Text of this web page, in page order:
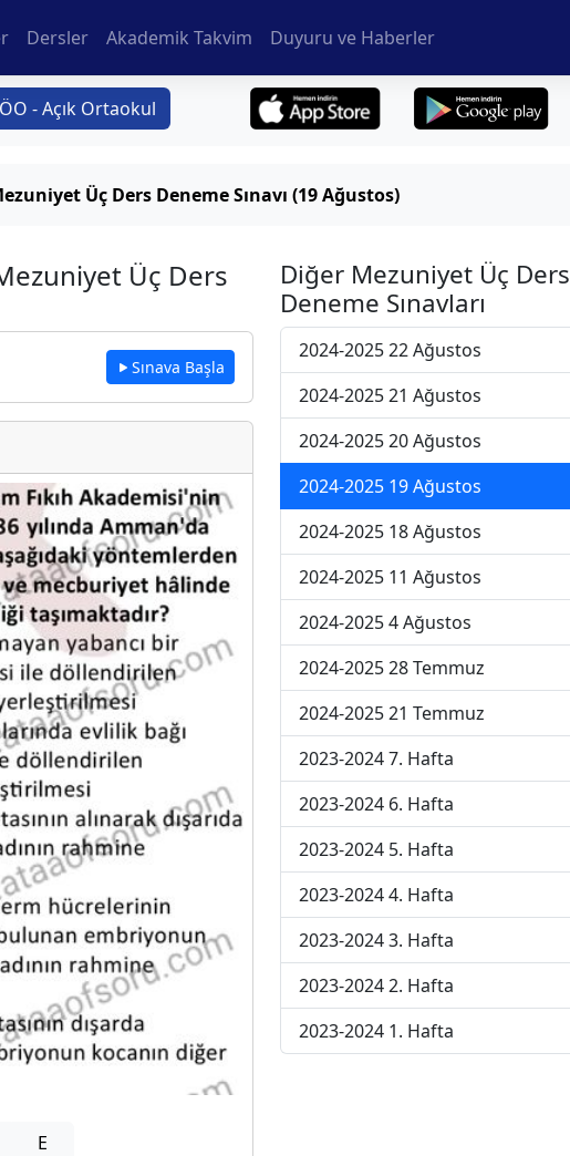
Dersler Akademik Takvim Duyuru ve Haberler
- Açık Ortaokul
Üç Ders Deneme Sınavı (19 Ağustos)
Üç Ders
Sınava Başla
E
Diğer Mezuniyet Üç Ders
Deneme Sınavları
2024-2025 22 Ağustos
2024-2025 21 Ağustos
2024-2025 20 Ağustos
2024-2025 19 Ağustos
2024-2025 18 Ağustos
2024-2025 11 Ağustos
2024-2025 4 Ağustos
2024-2025 28 Temmuz
2024-2025 21 Temmuz
2023-2024 7. Hafta
2023-2024 6. Hafta
2023-2024 5. Hafta
2023-2024 4. Hafta
2023-2024 3. Hafta
2023-2024 2. Hafta
2023-2024 1. Hafta